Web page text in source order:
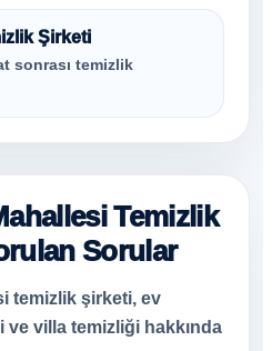
Şirketi
sonrası temizlik
Temizlik
Sorular
temizlik şirketi, ev
villa temizliği hakkında